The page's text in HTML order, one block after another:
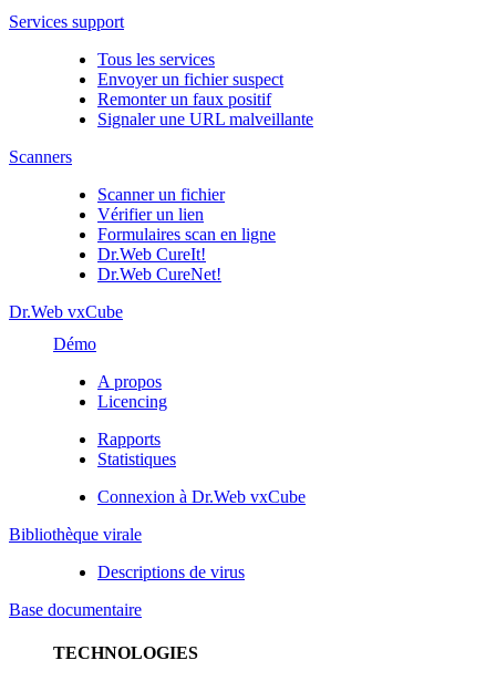
Services support
Tous les services
Envoyer un fichier suspect
Remonter un faux positif
Signaler une URL malveillante
Scanners
Scanner un fichier
Vérifier un lien
Formulaires scan en ligne
Dr.Web CureIt!
Dr.Web CureNet!
Dr.Web vxCube
Démo
A propos
Licencing
Rapports
Statistiques
Connexion à Dr.Web vxCube
Bibliothèque virale
Descriptions de virus
Base documentaire
TECHNOLOGIES